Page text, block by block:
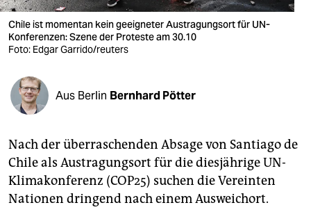
verlag
verlag
shop
fragen & hilfe
unterstützen
abo
genossenschaft
Chile ist momentan kein geeigneter Austragungsort für UN-
Konferenzen: Szene der Proteste am 30.10
Foto: Edgar Garrido/reuters
Aus Berlin Bernhard Pötter
Nach der überraschenden Absage von Santiago de
Chile als Austragungsort für die diesjährige UN-
Klimakonferenz (COP25) suchen die Vereinten
Nationen dringend nach einem Ausweichort.